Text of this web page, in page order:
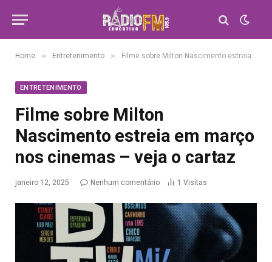
Home » Entretenimento » Filme sobre Milton Nascimento estreia em março nos cinemas – veja o cartaz
ENTRETENIMENTO
Filme sobre Milton
Nascimento estreia em março
nos cinemas – veja o cartaz
janeiro 12, 2025 Nenhum comentário 1 Visitas